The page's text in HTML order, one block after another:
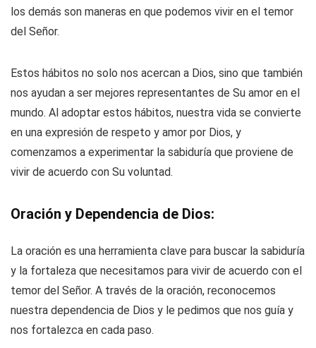
los demás son maneras en que podemos vivir en el temor
del Señor.
Estos hábitos no solo nos acercan a Dios, sino que también
nos ayudan a ser mejores representantes de Su amor en el
mundo. Al adoptar estos hábitos, nuestra vida se convierte
en una expresión de respeto y amor por Dios, y
comenzamos a experimentar la sabiduría que proviene de
vivir de acuerdo con Su voluntad.
Oración y Dependencia de Dios:
La oración es una herramienta clave para buscar la sabiduría
y la fortaleza que necesitamos para vivir de acuerdo con el
temor del Señor. A través de la oración, reconocemos
nuestra dependencia de Dios y le pedimos que nos guía y
nos fortalezca en cada paso.